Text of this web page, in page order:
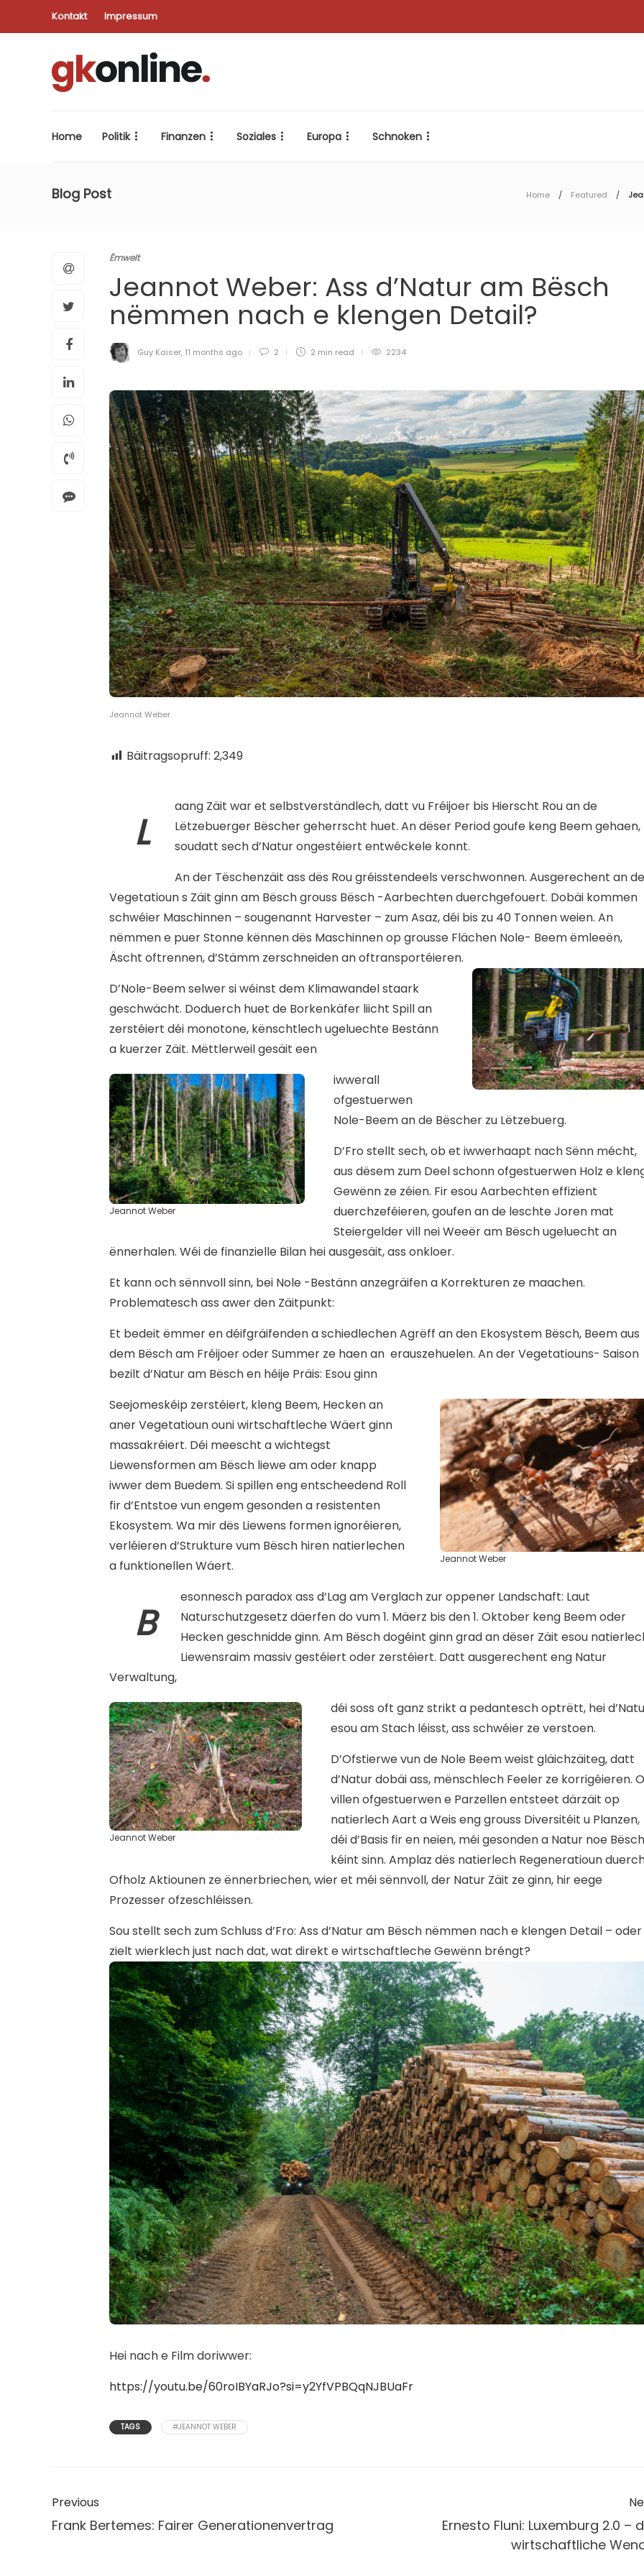
Kontakt Impressum
Home Politik Finanzen Soziales Europa Schnoken
Blog Post Home Featured
Ëmwelt
Jeannot Weber: Ass d’Natur am Bësch
nëmmen nach e klengen Detail?
Guy Kaiser, 11 months ago 2 2 min read 2234
Jeannot Weber
Bäitragsopruff: 2,349
L
aang Zäit war et selbstverständlech, datt vu Fréijoer bis Hierscht Rou an de
Lëtzebuerger Bëscher geherrscht huet. An dëser Period goufe keng Beem gehaen,
soudatt sech d’Natur ongestéiert entwéckele konnt.
An der Tëschenzäit ass dës Rou gréisstendeels verschwonnen. Ausgerechent an
Vegetatioun s Zäit ginn am Bësch grouss Bësch -Aarbechten duerchgefouert. Dobäi kommen
schwéier Maschinnen – sougenannt Harvester – zum Asaz, déi bis zu 40 Tonnen weien. An
nëmmen e puer Stonne kënnen dës Maschinnen op grousse Flächen Nole- Beem ëmleeën,
Äscht oftrennen, d’Stämm zerschneiden an oftransportéieren.
D’Nole-Beem selwer si wéinst dem Klimawandel staark
geschwächt. Doduerch huet de Borkenkäfer liicht Spill an
zerstéiert déi monotone, kënschtlech ugeluechte Bestänn
a kuerzer Zäit. Mëttlerweil gesäit een
Jeannot Weber
iwwerall
ofgestuerwen
Nole-Beem an de Bëscher zu Lëtzebuerg.
D’Fro stellt sech, ob et iwwerhaapt nach Sënn mécht,
aus dësem zum Deel schonn ofgestuerwen Holz e
Gewënn ze zéien. Fir esou Aarbechten effizient
duerchzeféieren, goufen an de leschte Joren mat
Steiergelder vill nei Weeër am Bësch ugeluecht an
ënnerhalen. Wéi de finanzielle Bilan hei ausgesäit, ass onkloer.
Et kann och sënnvoll sinn, bei Nole -Bestänn anzegräifen a Korrekturen ze maachen.
Problematesch ass awer den Zäitpunkt:
Et bedeit ëmmer en déifgräifenden a schiedlechen Agrëff an den Ekosystem Bësch, Beem aus
dem Bësch am Fréijoer oder Summer ze haen an erauszehuelen. An der Vegetatiouns- Saison
bezilt d’Natur am Bësch en héije Präis: Esou ginn
Jeannot Weber
Seejomeskéip zerstéiert, kleng Beem, Hecken an
aner Vegetatioun ouni wirtschaftleche Wäert ginn
massakréiert. Déi meescht a wichtegst
Liewensformen am Bësch liewe am oder knapp
iwwer dem Buedem. Si spillen eng entscheedend Roll
fir d’Entstoe vun engem gesonden a resistenten
Ekosystem. Wa mir dës Liewens formen ignoréieren,
verléieren d’Strukture vum Bësch hiren natierlechen
a funktionellen Wäert.
B
esonnesch paradox ass d’Lag am Verglach zur oppener Landschaft: Laut
Naturschutzgesetz däerfen do vum 1. Mäerz bis den 1. Oktober keng Beem oder
Hecken geschnidde ginn. Am Bësch dogéint ginn grad an dëser Zäit esou
Liewensraim massiv gestéiert oder zerstéiert. Datt ausgerechent eng Natur
Verwaltung,
Jeannot Weber
déi soss oft ganz strikt a pedantesch optrëtt, hei
esou am Stach léisst, ass schwéier ze verstoen.
D’Ofstierwe vun de Nole Beem weist gläichzäiteg, datt
d’Natur dobäi ass, mënschlech Feeler ze korrigéieren.
villen ofgestuerwen e Parzellen entsteet därzäit op
natierlech Aart a Weis eng grouss Diversitéit u Planzen,
déi d’Basis fir en neien, méi gesonden a Natur noe Bësch
kéint sinn. Amplaz dës natierlech Regeneratioun
Ofholz Aktiounen ze ënnerbriechen, wier et méi sënnvoll, der Natur Zäit ze ginn, hir eege
Prozesser ofzeschléissen.
Sou stellt sech zum Schluss d’Fro: Ass d’Natur am Bësch nëmmen nach e klengen Detail – oder
zielt wierklech just nach dat, wat direkt e wirtschaftleche Gewënn bréngt?
Hei nach e Film doriwwer:
https://youtu.be/60roIBYaRJo?si=y2YfVPBQqNJBUaFr
TAGS #JEANNOT WEBER
Previous
Frank Bertemes: Fairer Generationenvertrag
Ernesto Fluni: Luxemburg 2.0 –
wirtschaftliche